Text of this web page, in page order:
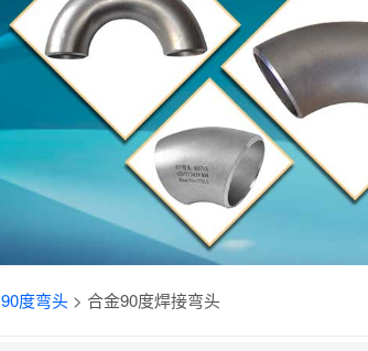
90度弯头 > 合金90度焊接弯头